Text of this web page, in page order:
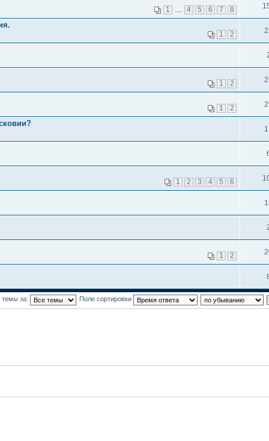
1 4 5 6 7 8
1 2
1 2
1 2
1 2 3 4 5 6
1 2
темы за: Поле сортировки